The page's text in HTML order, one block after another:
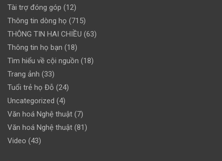
Tài trợ đóng góp (12)
Thông tin dòng họ (715)
THÔNG TIN HAI CHIỀU (63)
Thông tin họ bạn (18)
Tìm hiểu về cội nguồn (18)
Trang ảnh (33)
Tuổi trẻ họ Đỗ (24)
Uncategorized (4)
Văn hoá Nghệ thuật (7)
Văn hoá Nghệ thuật (81)
Video (43)